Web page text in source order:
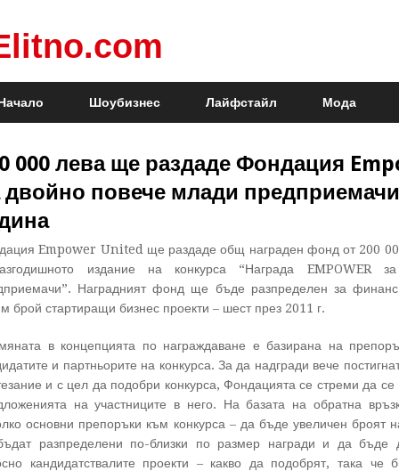
Шоубизнес Лайфстайл Мода
000 лева ще раздаде Фондация
двойно повече млади предприемачи
Empower United ще раздаде общ награден фонд от 200
издание на конкурса “Награда EMPOWER
Наградният фонд ще бъде разпределен за
брой стартиращи бизнес проекти – шест през 2011 г.
в концепцията по награждаване е базирана на
и партньорите на конкурса. За да надгради вече
и с цел да подобри конкурса, Фондацията се стреми да
на участниците в него. На базата на обратна
основни препоръки към конкурса – да бъде увеличен броят
разпределени по-близки по размер награди и да бъде
кандидатствалите проекти – какво да подобрят, така